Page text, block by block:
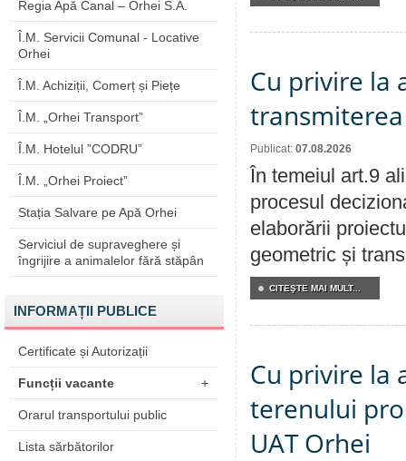
Regia Apă Canal – Orhei S.A.
Î.M. Servicii Comunal - Locative
Orhei
Î.M. Achiziții, Comerț și Piețe
Î.M. „Orhei Transport”
Î.M. Hotelul ”CODRU”
Î.M. „Orhei Proiect”
Stația Salvare pe Apă Orhei
Serviciul de supraveghere și
îngrijire a animalelor fără stăpân
INFORMAȚII PUBLICE
Certificate și Autorizații
Funcții vacante +
Orarul transportului public
Lista sărbătorilor
Cu privire la
Publicat: 07.08.2026
În temeiul art.9
procesul
elaborării
geometric și
CITEŞTE MAI MULT...
Cu privire la
terenului
UAT Orhei